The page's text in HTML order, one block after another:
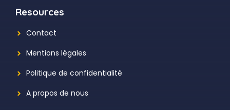
Resources
Contact
Mentions légales
Politique de confidentialité
A propos de nous